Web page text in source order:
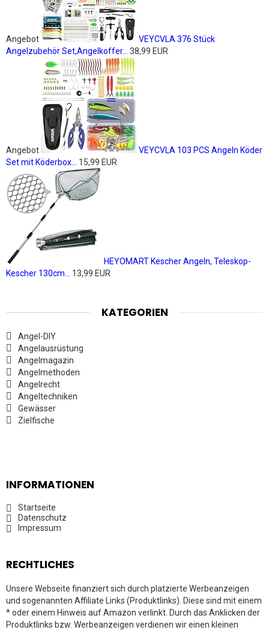
Angebot
VEYCVLA 376 Stück
Angelzubehör Set,Angelkoffer...
38,99 EUR
Angebot
VEYCVLA 103 PCS Angeln Köder
Set mit Köderbox...
15,99 EUR
HEYOMART Kescher Angeln, Teleskop-
Kescher 130cm...
13,99 EUR
KATEGORIEN
Angel-DIY
Angelausrüstung
Angelmagazin
Angelmethoden
Angelrecht
Angeltechniken
Gewässer
Zielfische
INFORMATIONEN
Startseite
Datenschutz
Impressum
RECHTLICHES
Unsere Webseite finanziert sich durch platzierte Werbeanzeigen
und sogenannten Affiliate Links (Produktlinks). Diese sind mit einem
* oder einem Hinweis auf Amazon verlinkt. Durch das Anklicken der
Produktlinks bzw. Werbeanzeigen verdienen wir einen kleinen